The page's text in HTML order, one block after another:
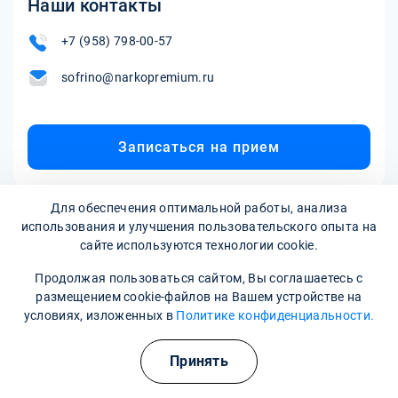
Наши контакты
+7 (958) 798-00-57
sofrino@narkopremium.ru
Записаться на прием
Наркологическая клиника:опытные врачи, хорошие
условия и гарантия анонимности
Свяжитесь с нами
Для обеспечения оптимальной работы, анализа
использования и улучшения пользовательского опыта на
сайте используются технологии cookie.
Продолжая пользоваться сайтом, Вы соглашаетесь с
размещением cookie-файлов на Вашем устройстве на
условиях, изложенных в Политике конфиденциальности.
Принять